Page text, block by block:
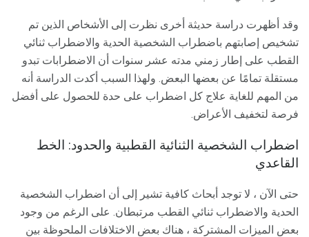
وقد أظهرت دراسة حديثة أخرى نظرت إلى الأشخاص الذين تم
تشخيص إصابتهم باضطراب الشخصية الحدية والاضطراب ثنائي
القطب على إطار زمني مدته عشر سنوات أن الاضطرابات تبدو
مستقلة تمامًا عن بعضها البعض. ولهذا السبب أكدت الدراسة أنه
من المهم للغاية علاج كل اضطراب على حدة للحصول على أفضل
فرصة لتخفيف الأعراض.
اضطراب الشخصية الثنائية القطبية والحدود: الخط
القاعدي
حتى الآن ، لا توجد أبحاث كافية تشير إلى أن اضطراب الشخصية
الحدية والاضطراب ثنائي القطب مرتبطان. على الرغم من وجود
بعض الميزات المشتركة ، هناك بعض الاختلافات الملحوظة بين